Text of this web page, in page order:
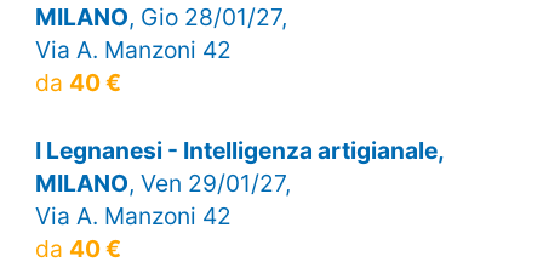
MILANO, Gio 28/01/27,
Via A. Manzoni 42
da 40 €
I Legnanesi - Intelligenza artigianale,
MILANO, Ven 29/01/27,
Via A. Manzoni 42
da 40 €